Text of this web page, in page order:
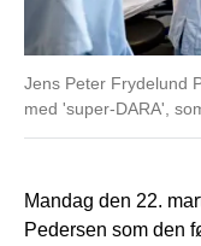
Jens Peter Frydelund
med 'super-DARA',
Mandag den 22.
Pedersen som den